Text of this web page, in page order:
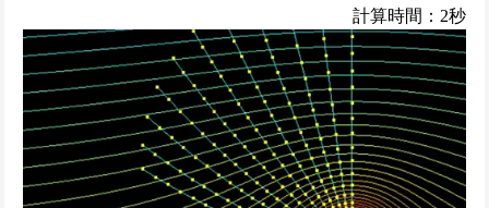
計算時間：2秒